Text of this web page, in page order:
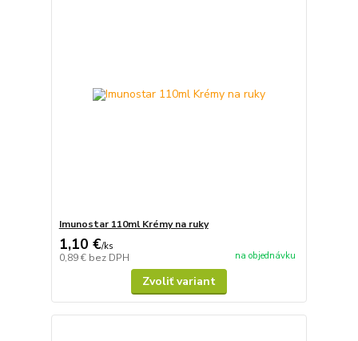
Imunostar 110ml Krémy na ruky
1,10 €/ks
0,89 € bez DPH na objednávku
Zvoliť variant